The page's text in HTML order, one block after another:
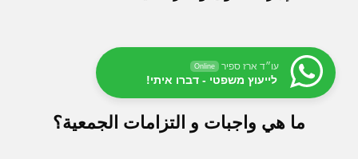
עו״ד ארז ספיר Online
לייעוץ משפטי - דברו איתי!
ما هي واجبات و التزامات الجمعية؟